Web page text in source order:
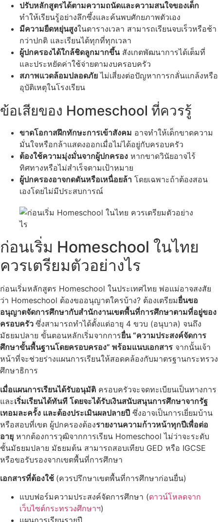
ปรับหลักสูตรได้ตามความถนัดและความสนใจของเด็ก
ทำให้เรียนรู้อย่างลึกซึ้งและค้นพบศักยภาพตัวเอง
มีความยืดหยุ่นสูงในตารางเวลา สามารถเรียนจบเร็วหรือช้า
กว่าปกติ และเรียนได้ทุกที่ทุกเวลา
ผู้ปกครองได้ใกล้ชิดลูกมากขึ้นสังเกตพัฒนาการได้เต็มที่
และประหยัดค่าใช้จ่ายตามงบครอบครัว
สภาพแวดล้อมปลอดภัย ไม่เสี่ยงต่อปัญหาการกลั่นแกล้งหรือ
อุบัติเหตุในโรงเรียน
ข้อเสียของ Homeschool ที่ควรรู้
ขาดโอกาสฝึกทักษะการเข้าสังคม อาจทำให้เด็กขาดความ
มั่นใจหรือกล้าแสดงออกเมื่อไม่ได้อยู่กับครอบครัว
ต้องใช้ความมุ่งมั่นจากผู้ปกครอง หากขาดวินัยอาจไร้
ทิศทางหรือไม่สำเร็จตามเป้าหมาย
ผู้ปกครองอาจกดดันหรือเหนื่อยล้า โดยเฉพาะถ้าต้องสอน
เองโดยไม่มีประสบการณ์
ก่อนเริ่ม Homeschool ในไทย
ควรเตรียมตัวอย่างไร
ก่อนเริ่มหลักสูตร Homeschool ในประเทศไทย พ่อแม่อาจสงสัย
ว่า Homeschool ต้องขออนุญาตใครบ้าง? ต้องเตรียมยื่นขอ
อนุญาตจัดการศึกษากับสำนักงานเขตพื้นที่การศึกษาตามที่อยู่ของ
ครอบครัว ซึ่งสามารถทำได้ตั้งแต่อายุ 4 ขวบ (อนุบาล) จนถึง
มัธยมปลาย ขั้นตอนหลักเริ่มจากการยื่น “ความประสงค์จัดการ
ศึกษาขั้นพื้นฐานโดยครอบครอง” พร้อมแนบเอกสาร จากนั้นเจ้า
หน้าที่จะช่วยร่างแผนการเรียนให้สอดคล้องกับมาตรฐานกระทรวง
ศึกษาธิการ
เมื่อแผนการเรียนได้รับอนุมัติ ครอบครัวจะจดทะเบียนเป็นทางการ
และเริ่มเรียนได้ทันที โดยจะได้รับเงินสนับสนุนการศึกษาจากรัฐ
เทอมละครั้ง และต้องประเมินผลปลายปี ซึ่งอาจเป็นการเยี่ยมบ้าน
หรือสอบที่เขต ผู้ปกครองต้องรายงานความก้าวหน้าทุกปีเพื่อต่อ
อายุ หากต้องการวุฒิจากการเรียน Homeschool ไม่ว่าจะระดับ
ชั้นมัธยมปลาย มัธยมต้น สามารถสอบเทียบ GED หรือ IGCSE
หรือขอรับรองจากเขตพื้นที่การศึกษา
เอกสารที่ต้องใช้ (ควรปรึกษาเขตพื้นที่การศึกษาก่อนยื่น)
แบบฟอร์มความประสงค์จัดการศึกษา (ดาวน์โหลดจาก
เว็บไซต์กระทรวงศึกษาฯ)